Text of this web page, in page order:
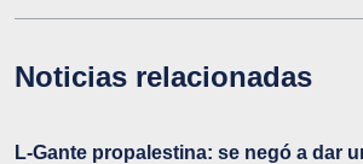
Noticias relacionadas
L-Gante propalestina: se negó a dar